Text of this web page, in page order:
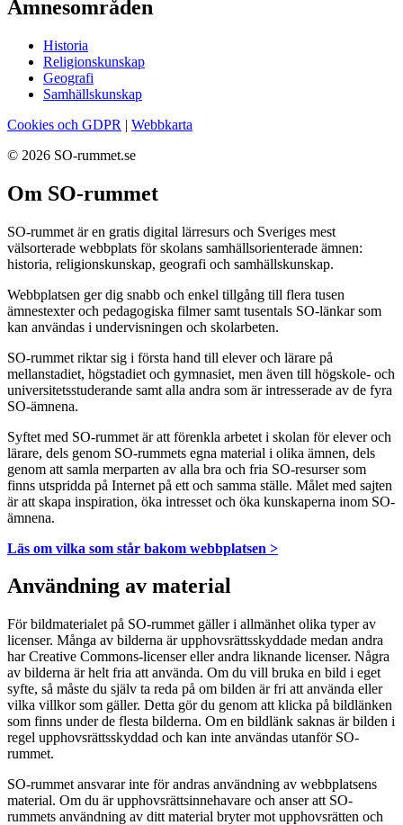
Ämnesområden
Historia
Religionskunskap
Geografi
Samhällskunskap
Cookies och GDPR | Webbkarta
© 2026 SO-rummet.se
Om SO-rummet
SO-rummet är en gratis digital lärresurs och Sveriges mest
välsorterade webbplats för skolans samhällsorienterade ämnen:
historia, religionskunskap, geografi och samhällskunskap.
Webbplatsen ger dig snabb och enkel tillgång till flera tusen
ämnestexter och pedagogiska filmer samt tusentals SO-länkar som
kan användas i undervisningen och skolarbeten.
SO-rummet riktar sig i första hand till elever och lärare på
mellanstadiet, högstadiet och gymnasiet, men även till högskole- och
universitetsstuderande samt alla andra som är intresserade av de fyra
SO-ämnena.
Syftet med SO-rummet är att förenkla arbetet i skolan för elever och
lärare, dels genom SO-rummets egna material i olika ämnen, dels
genom att samla merparten av alla bra och fria SO-resurser som
finns utspridda på Internet på ett och samma ställe. Målet med sajten
är att skapa inspiration, öka intresset och öka kunskaperna inom SO-
ämnena.
Läs om vilka som står bakom webbplatsen >
Användning av material
För bildmaterialet på SO-rummet gäller i allmänhet olika typer av
licenser. Många av bilderna är upphovsrättsskyddade medan andra
har Creative Commons-licenser eller andra liknande licenser. Några
av bilderna är helt fria att använda. Om du vill bruka en bild i eget
syfte, så måste du själv ta reda på om bilden är fri att använda eller
vilka villkor som gäller. Detta gör du genom att klicka på bildlänken
som finns under de flesta bilderna. Om en bildlänk saknas är bilden i
regel upphovsrättsskyddad och kan inte användas utanför SO-
rummet.
SO-rummet ansvarar inte för andras användning av webbplatsens
material. Om du är upphovsrättsinnehavare och anser att SO-
rummets användning av ditt material bryter mot upphovsrätten och